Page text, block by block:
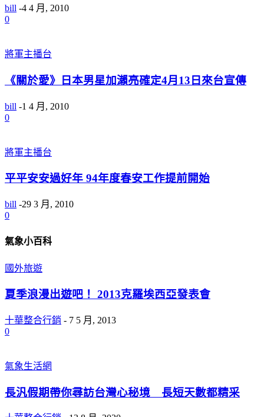
bill -4 4 月, 2010
0
將軍主播台
《關於愛》日本男星加瀨亮確定4月13日來台宣傳
bill -1 4 月, 2010
0
將軍主播台
平平安安過好年 94年度春安工作提前開始
bill -29 3 月, 2010
0
氣象小百科
國外旅遊
夏季浪漫出遊吧！ 2013克羅埃西亞發表會
十華整合行銷 - 7 5 月, 2013
0
氣象生活網
長汎假期帶你尋訪台灣心秘境 長短天數都精采